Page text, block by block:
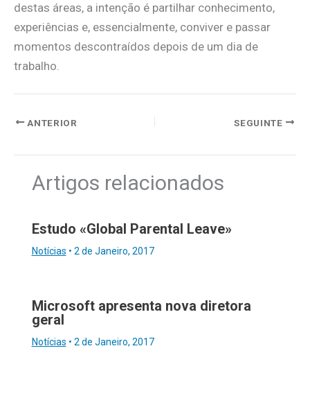
destas áreas, a intenção é partilhar conhecimento,
experiências e, essencialmente, conviver e passar
momentos descontraídos depois de um dia de
trabalho.
ANTERIOR SEGUINTE
Artigos relacionados
Estudo «Global Parental Leave»
Notícias • 2 de Janeiro, 2017
Microsoft apresenta nova diretora
geral
Notícias • 2 de Janeiro, 2017